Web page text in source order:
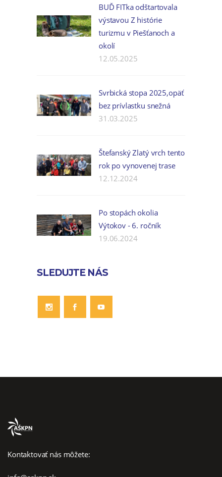
BUĎ FITka odštartovala
výstavou Z histórie
turizmu v Piešťanoch a
okolí
12.05.2025
Svrbická stopa 2025,opäť
bez prívlastku snežná
31.03.2025
Štefanský Zlatý vrch tento
rok po vynovenej trase
12.12.2024
Po stopách okolia
Výtokov - 6. ročník
19.06.2024
SLEDUJTE NÁS
Kontaktovať nás môžete: